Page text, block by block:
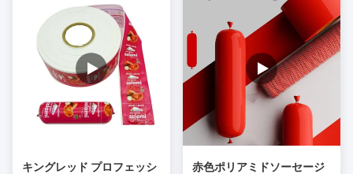
キングレッド プロフェッシ
赤色ポリアミドソーセージ